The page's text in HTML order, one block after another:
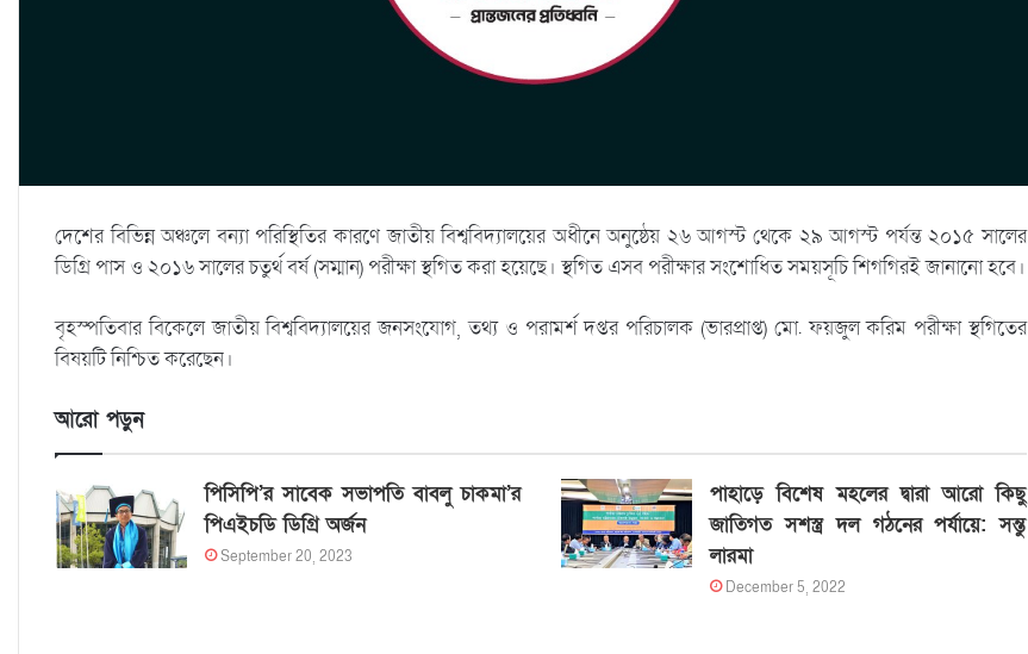
দেশের বিভিন্ন অঞ্চলে বন্যা পরিস্থিতির কারণে জাতীয় বিশ্ববিদ্যালয়ের অধীনে অনুষ্ঠেয় ২৬ আগস্ট থেকে ২৯ আগস্ট পর্যন্ত ২০১৫ সালের
ডিগ্রি পাস ও ২০১৬ সালের চতুর্থ বর্ষ (সম্মান) পরীক্ষা স্থগিত করা হয়েছে। স্থগিত এসব পরীক্ষার সংশোধিত সময়সূচি শিগগিরই জানানো হবে।
বৃহস্পতিবার বিকেলে জাতীয় বিশ্ববিদ্যালয়ের জনসংযোগ, তথ্য ও পরামর্শ দপ্তর পরিচালক (ভারপ্রাপ্ত) মো. ফয়জুল করিম পরীক্ষা স্থগিতের
বিষয়টি নিশ্চিত করেছেন।
আরো পড়ুন
পিসিপি’র সাবেক সভাপতি বাবলু চাকমা’র
পিএইচডি ডিগ্রি অর্জন
September 20, 2023
পাহাড়ে বিশেষ মহলের দ্বারা আরো কিছু
জাতিগত সশস্ত্র দল গঠনের পর্যায়ে: সন্তু
লারমা
December 5, 2022